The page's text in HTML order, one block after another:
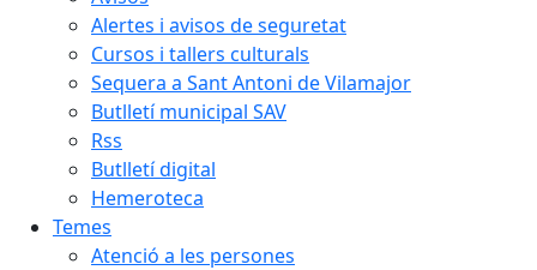
Alertes i avisos de seguretat
Cursos i tallers culturals
Sequera a Sant Antoni de Vilamajor
Butlletí municipal SAV
Rss
Butlletí digital
Hemeroteca
Temes
Atenció a les persones